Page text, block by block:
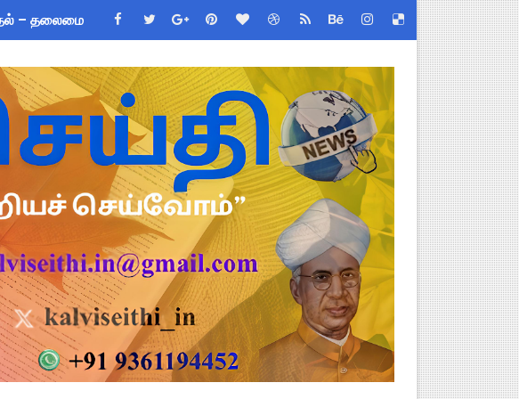
– தலைமை ஆசிரியை சஸ்பெண்ட்!
அதிரடி சுற்றறிக்கைகள் - முழு விவரங்கள்!
- நிதித்துறை அதிரடி தெளிவுரை உத்தரவு!
விடுப்பு கணக்கீடு – புதிய தெளிவுரை: முக்கிய செயல்முறைகள் வெளியீடு!
சுற்றறிக்கை!
விவாதம் 24.08.2026 அன்று நடைபெறுகிறது - நிகழ்ச்சி நிரல் மற்றும் முக்கிய
CEO சுற்றறிக்கை வெளியீடு
பயிற்சி - கல்வி, வேலைவாய்ப்பு, மகளிர் நலன் & புதிய திட்டங்களின் முழு
அவகாசம்! - தொடக்கக் கல்வித் துறை சுற்றறிக்கை!